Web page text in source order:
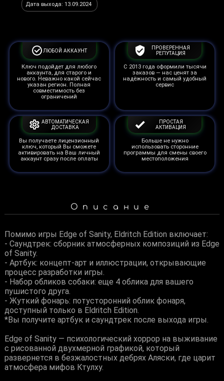
Дата выхода: 13.09.2024
ЛЮБОЙ АККАУНТ
Ключ подойдет для любого
аккаунта, для старого и
нового. Неважно какой сейчас
указан регион. Полная
совместимость без
ограничений
ПРОВЕРЕННАЯ
РЕПУТАЦИЯ
С 2013 года оформили тысячи
заказов — нас ценят за
надёжность и самый удобный
сервис
АВТОМАТИЧЕСКАЯ
ДОСТАВКА
Вы получаете лицензионный
ключ, который Вы сможете
активировать на Ваш личный
аккаунт сразу после оплаты
ПРОСТАЯ
АКТИВАЦИЯ
Больше не нужно
использовать сторонние
программы для смены своего
местоположения
Описание
Помимо игры Edge of Sanity, Eldritch Edition включает:
- Саундтрек: сборник атмосферных композиций из Edge
of Sanity.
- Артбук: концепт-арт и иллюстрации, открывающие
процесс разработки игры.
- Набор обликов собаки: еще 4 облика для вашего
пушистого друга.
- Жуткий фонарь: потусторонний облик фонаря,
доступный только в Eldritch Edition.
*Вы получите артбук и саундтрек после выхода игры.
Edge of Sanity — психологический хоррор на выживание
с рисованной двухмерной графикой, который
развернется в безжалостных дебрях Аляски, где царит
атмосфера мифов Ктулху.